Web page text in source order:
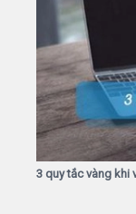
3 quy tắc vàng khi